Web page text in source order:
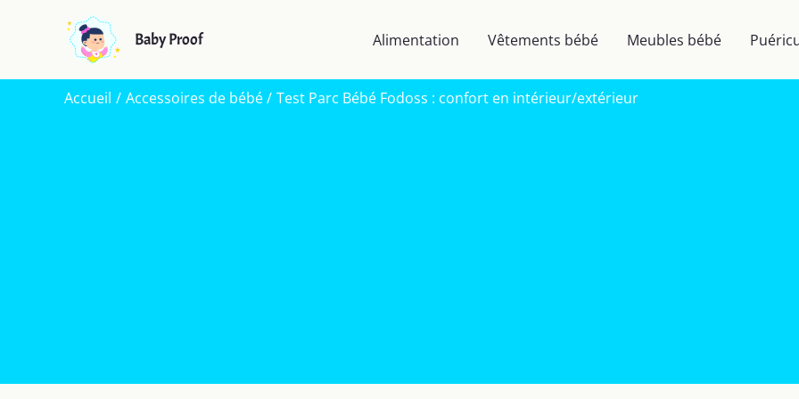
Baby Proof Alimentation Vêtements bébé Meubles bébé
Accueil Accessoires de bébé Test Parc Bébé Fodoss : confort en intérieur/extérieur